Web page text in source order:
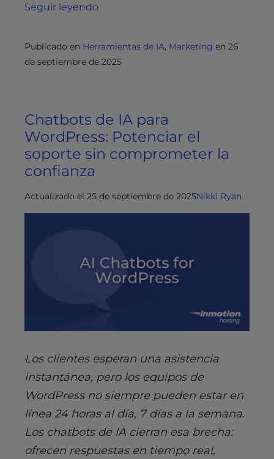
Seguir leyendo
Publicado en Herramientas de IA, Marketing en 26
de septiembre de 2025
Chatbots de IA para
WordPress: Potenciar el
soporte sin comprometer la
confianza
Actualizado el 25 de septiembre de 2025Nikki Ryan
Los clientes esperan una asistencia
instantánea, pero los equipos de
WordPress no siempre pueden estar en
línea 24 horas al día, 7 días a la semana.
Los chatbots de IA cierran esa brecha:
ofrecen respuestas en tiempo real,